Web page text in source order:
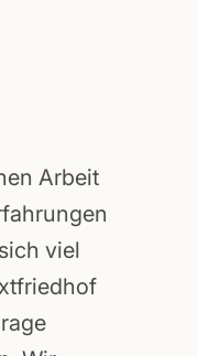
Arbeit
viel